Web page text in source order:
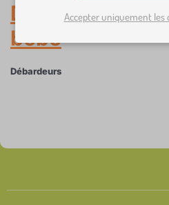
Débardeurs-
bébé
Débardeurs
Accepter uniquement les